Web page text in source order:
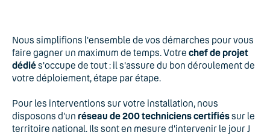
Nous simplifions l'ensemble de vos démarches pour vous
faire gagner un maximum de temps. Votre chef de projet
dédiés'occupe de tout : il s'assure du bon déroulement de
votre déploiement, étape par étape.
Pour les interventions sur votre installation, nous
disposons d'un réseau de 200 techniciens certifiéssur le
territoire national. Ils sont en mesure d'intervenir le jour J